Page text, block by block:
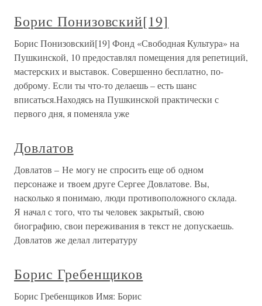
Борис Понизовский[19]
Борис Понизовский[19] Фонд «Свободная Культура» на
Пушкинской, 10 предоставлял помещения для репетиций,
мастерских и выставок. Совершенно бесплатно, по-
доброму. Если ты что-то делаешь – есть шанс
вписаться.Находясь на Пушкинской практически с
первого дня, я поменяла уже
Довлатов
Довлатов – Не могу не спросить еще об одном
персонаже и твоем друге Сергее Довлатове. Вы,
насколько я понимаю, люди противоположного склада.
Я начал с того, что ты человек закрытый, свою
биографию, свои переживания в текст не допускаешь.
Довлатов же делал литературу
Борис Гребенщиков
Борис Гребенщиков Имя: Борис